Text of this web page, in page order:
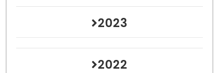
2023
2022